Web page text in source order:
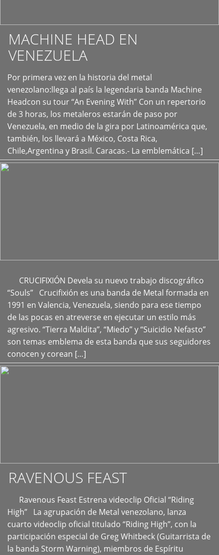
MACHINE HEAD EN
VENEZUELA
Por primera vez en la historia del metal
venezolano:llega al país la legendaria banda Machine
Headcon su tour “An Evening With” Con un repertorio
de 3 horas, los metaleros estarán de paso por
Venezuela, en medio de la gira por Latinoamérica que,
también, los llevará a México, Costa Rica,
Chile,Argentina y Brasil. Caracas.- La emblemática […]
+
CRUCIFIXIÓN Devela su nuevo trabajo discográfico
“Souls” Crucifixión es una banda de Metal formada en
1991 en Valencia, Venezuela, siendo para ese tiempo
de las pocas en atreverse en ejecutar un estilo más
agresivo. “Tierra Maldita”, “Miedo” y “Suicidio Nefasto”
son temas emblema de esta banda que sus seguidores
conocen y corean […]
+
RAVENOUS FEAST
Ravenous Feast Estrena videoclip Oficial “Riding
High” La agrupación de Metal venezolano, lanza
cuarto videoclip oficial titulado “Riding High”, con la
participación especial de Greg Whitbeck (Guitarrista de
la banda Storm Warning), miembros de Espíritu